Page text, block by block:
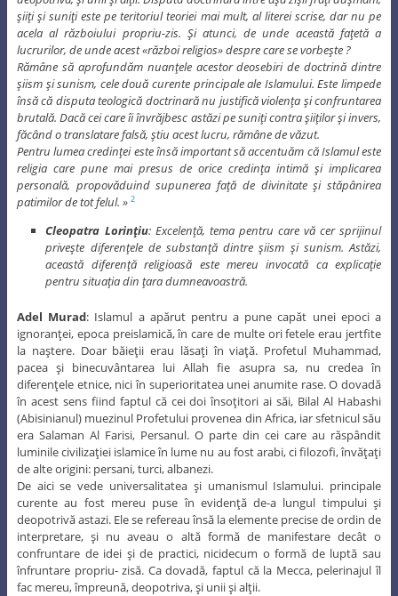
şiiţi şi suniţi este pe teritoriul teoriei mai mult, al literei scrise, dar nu pe
acela al războiului propriu-zis. Şi atunci, de unde această faţetă a
lucrurilor, de unde acest «război religios» despre care se vorbeşte ?
Rămâne să aprofundăm nuanţele acestor deosebiri de doctrină dintre
şiism şi sunism, cele două curente principale ale Islamului. Este limpede
însă că disputa teologică doctrinară nu justifică violenţa şi confruntarea
brutală. Dacă cei care îi învrăjbesc astăzi pe suniţi contra şiiţilor şi invers,
făcând o translatare falsă, ştiu acest lucru, rămâne de văzut.
Pentru lumea credinţei este însă important să accentuăm că Islamul este
religia care pune mai presus de orice credinţa intimă şi implicarea
personală, propovăduind supunerea faţă de divinitate şi stăpânirea
patimilor de tot felul. » 2
Cleopatra Lorinţiu: Excelenţă, tema pentru care vă cer sprijinul
priveşte diferenţele de substanţă dintre şiism şi sunism. Astăzi,
această diferenţă religioasă este mereu invocată ca explicaţie
pentru situaţia din ţara dumneavoastră.
Adel Murad: Islamul a apărut pentru a pune capăt unei epoci a
ignoranţei, epoca preislamică, în care de multe ori fetele erau jertfite
la naştere. Doar băieţii erau lăsaţi în viaţă. Profetul Muhammad,
pacea şi binecuvântarea lui Allah fie asupra sa, nu credea în
diferenţele etnice, nici în superioritatea unei anumite rase. O dovadă
în acest sens fiind faptul că cei doi însoţitori ai săi, Bilal Al Habashi
(Abisinianul) muezinul Profetului provenea din Africa, iar sfetnicul său
era Salaman Al Farisi, Persanul. O parte din cei care au răspândit
luminile civilizaţiei islamice în lume nu au fost arabi, ci filozofi, învăţaţi
de alte origini: persani, turci, albanezi.
De aici se vede universalitatea şi umanismul Islamului. principale
curente au fost mereu puse în evidenţă de-a lungul timpului şi
deopotrivă astazi. Ele se refereau însă la elemente precise de ordin de
interpretare, şi nu aveau o altă formă de manifestare decât o
confruntare de idei şi de practici, nicidecum o formă de luptă sau
înfruntare propriu- zisă. Ca dovadă, faptul că la Mecca, pelerinajul îl
fac mereu, împreună, deopotriva, şi unii şi alţii.